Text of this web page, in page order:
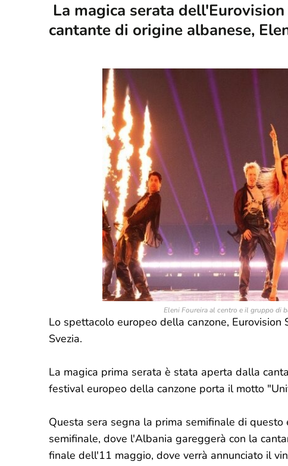
La magica serata
cantante di origine albanese,
Eleni Foureira al centro e il gruppo di
Lo spettacolo europeo della canzone,
Svezia.
La magica prima serata è stata aperta dalla
festival europeo della canzone porta il motto
Questa sera segna la prima semifinale di
semifinale, dove l'Albania gareggerà con la
finale dell'11 maggio, dove verrà annunciato il